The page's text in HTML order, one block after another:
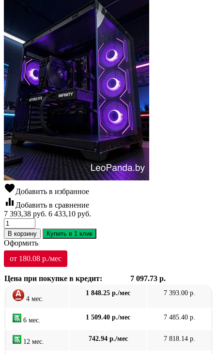
favoriteДобавить в избранное
equalizer Добавить в сравнение
7 393,38 руб. 6 433,10 руб.
В корзину Купить в 1 клик
Оформить
от 180.08 р./мес
Цена при покупке в кредит: 7 097.73 р.
4 мес.
1 848.25 р./мес 7 393.00 р.
6 мес. 1 509.40 р./мес 7 485.40 р.
12 мес. 742.94 р./мес 7 818.14 р.